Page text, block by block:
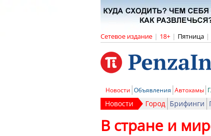
Сетевое издание | 18+ | Пятница |
Новости Объявления Автохамы
Новости Город Брифинги
В стране и